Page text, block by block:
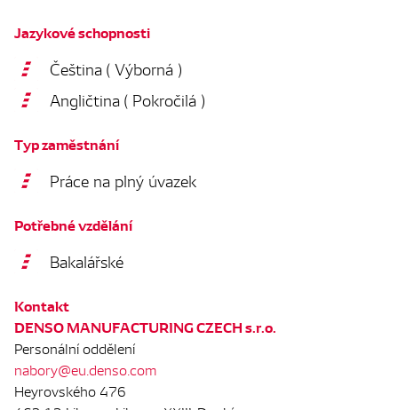
Jazykové schopnosti
Čeština ( Výborná )
Angličtina ( Pokročilá )
Typ zaměstnání
Práce na plný úvazek
Potřebné vzdělání
Bakalářské
Kontakt
DENSO MANUFACTURING CZECH s.r.o.
Personální oddělení
nabory@eu.denso.com
Heyrovského 476